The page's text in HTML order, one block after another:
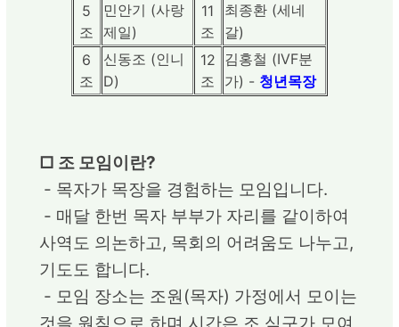
5
조
민안기 (사랑
제일)
11
조
최종환 (세네
갈)
6
조
신동조 (인니
D)
12
조
김홍철 (IVF분
가) - 청년목장
□ 조 모임이란?
- 목자가 목장을 경험하는 모임입니다.
- 매달 한번 목자 부부가 자리를 같이하여
사역도 의논하고, 목회의 어려움도 나누고,
기도도 합니다.
- 모임 장소는 조원(목자) 가정에서 모이는